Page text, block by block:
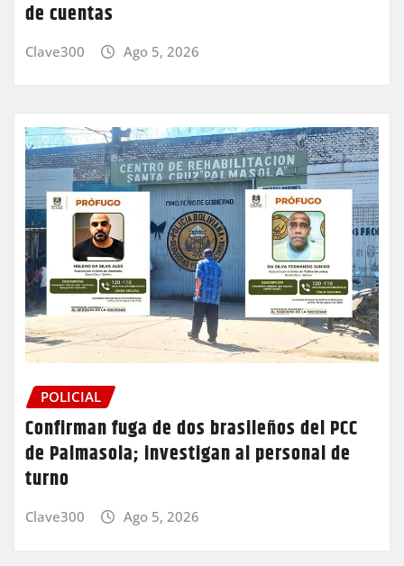
de cuentas
Clave300 Ago 5, 2026
POLICIAL
Confirman fuga de dos brasileños del PCC
de Palmasola; investigan al personal de
turno
Clave300 Ago 5, 2026